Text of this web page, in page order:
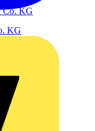
Co. KG
KG